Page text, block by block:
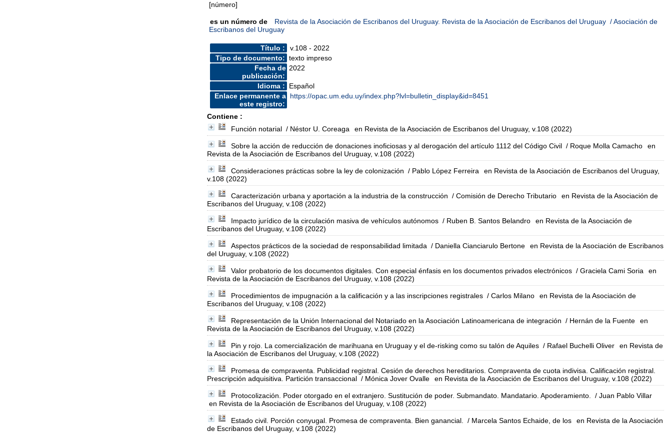
[número]
es un número de Revista de la Asociación de Escribanos del Uruguay. Revista de la Asociación de Escribanos del Uruguay / Asociación de
Escribanos del Uruguay
Título :
v.108 - 2022
Tipo de documento: texto impreso
Fecha de
publicación:
2022
Idioma :
Español
Enlace permanente a
este registro:
https://opac.um.edu.uy/index.php?lvl=bulletin_display&id=8451
Contiene :
Función notarial / Néstor U. Coreaga en Revista de la Asociación de Escribanos del Uruguay, v.108 (2022)
Sobre la acción de reducción de donaciones inoficiosas y al derogación del artículo 1112 del Código Civil / Roque Molla Camacho
en
Revista de la Asociación de Escribanos del Uruguay, v.108 (2022)
Consideraciones prácticas sobre la ley de colonización / Pablo López Ferreira
en Revista de la Asociación de Escribanos del Uruguay,
v.108 (2022)
Caracterización urbana y aportación a la industria de la construcción / Comisión de Derecho Tributario
en Revista de la Asociación de
Escribanos del Uruguay, v.108 (2022)
Impacto jurídico de la circulación masiva de vehículos autónomos / Ruben B. Santos Belandro
en Revista de la Asociación de
Escribanos del Uruguay, v.108 (2022)
Aspectos prácticos de la sociedad de responsabilidad limitada / Daniella Cianciarulo Bertone
en Revista de la Asociación de Escribanos
del Uruguay, v.108 (2022)
Valor probatorio de los documentos digitales. Con especial énfasis en los documentos privados electrónicos / Graciela Cami Soria
en
Revista de la Asociación de Escribanos del Uruguay, v.108 (2022)
Procedimientos de impugnación a la calificación y a las inscripciones registrales / Carlos Milano
en Revista de la Asociación de
Escribanos del Uruguay, v.108 (2022)
Representación de la Unión Internacional del Notariado en la Asociación Latinoamericana de integración / Hernán de la Fuente
en
Revista de la Asociación de Escribanos del Uruguay, v.108 (2022)
Pin y rojo. La comercialización de marihuana en Uruguay y el de-risking como su talón de Aquiles / Rafael Buchelli Oliver
en Revista de
la Asociación de Escribanos del Uruguay, v.108 (2022)
Promesa de compraventa. Publicidad registral. Cesión de derechos hereditarios. Compraventa de cuota indivisa. Calificación registral.
Prescripción adquisitiva. Partición transaccional / Mónica Jover Ovalle en Revista de la Asociación de Escribanos del Uruguay, v.108 (2022)
Protocolización. Poder otorgado en el extranjero. Sustitución de poder. Submandato. Mandatario. Apoderamiento.
/ Juan Pablo Villar
en Revista de la Asociación de Escribanos del Uruguay, v.108 (2022)
Estado civil. Porción conyugal. Promesa de compraventa. Bien ganancial. / Marcela Santos Echaide, de los
en Revista de la Asociación
de Escribanos del Uruguay, v.108 (2022)